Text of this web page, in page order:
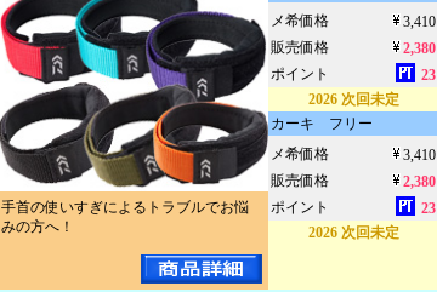
手首の使いすぎによるトラブルでお悩
みの方へ！
メ希価格
3,410
販売価格
2,380
ポイント
23
2026 次回未定
カーキ フリー
メ希価格
3,410
販売価格
2,380
ポイント
23
2026 次回未定